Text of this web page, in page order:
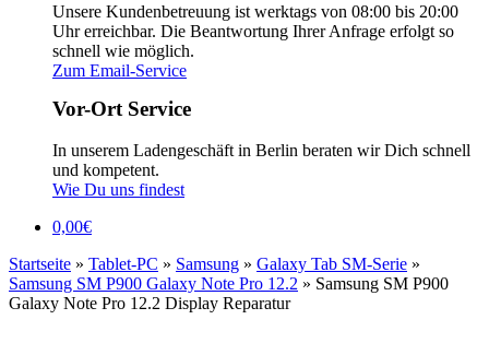
Unsere Kundenbetreuung ist werktags von 08:00 bis 20:00
Uhr erreichbar. Die Beantwortung Ihrer Anfrage erfolgt so
schnell wie möglich.
Zum Email-Service
Vor-Ort Service
In unserem Ladengeschäft in Berlin beraten wir Dich schnell
und kompetent.
Wie Du uns findest
0,00€
Startseite » Tablet-PC » Samsung » Galaxy Tab SM-Serie »
Samsung SM P900 Galaxy Note Pro 12.2 » Samsung SM P900
Galaxy Note Pro 12.2 Display Reparatur